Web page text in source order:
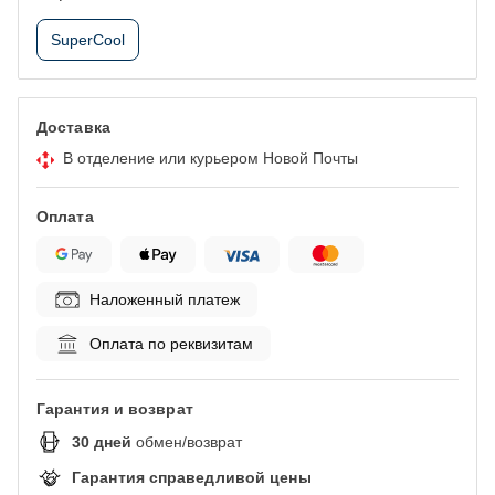
SuperCool
Доставка
В отделение или курьером Новой Почты
Оплата
Наложенный платеж
Оплата по реквизитам
Гарантия и возврат
30 дней обмен/возврат
Гарантия справедливой цены